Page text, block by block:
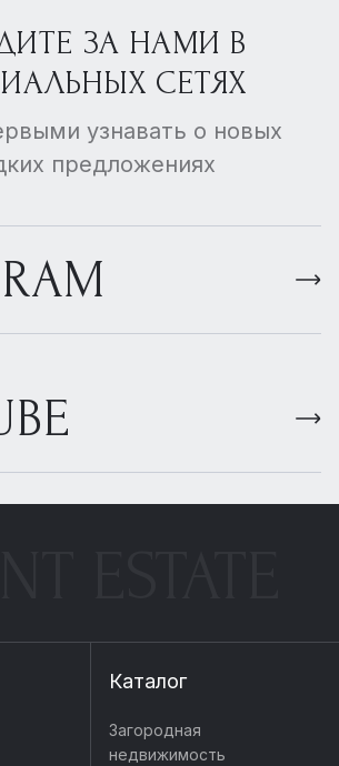
ЗА НАМИ В
СЕТЯХ
узнавать о новых
предложениях
Каталог
Загородная
недвижимость